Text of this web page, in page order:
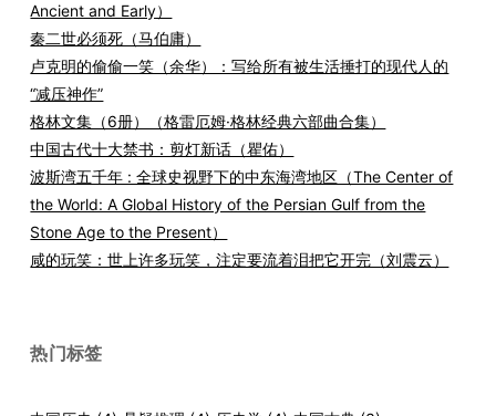
Ancient and Early）
秦二世必须死（马伯庸）
卢克明的偷偷一笑（余华）：写给所有被生活捶打的现代人的
“减压神作”
格林文集（6册）（格雷厄姆·格林经典六部曲合集）
中国古代十大禁书：剪灯新话（瞿佑）
波斯湾五千年 : 全球史视野下的中东海湾地区（The Center of
the World: A Global History of the Persian Gulf from the
Stone Age to the Present）
咸的玩笑：世上许多玩笑，注定要流着泪把它开完（刘震云）
热门标签